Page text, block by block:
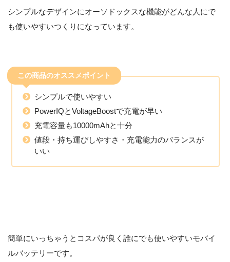
シンプルなデザインにオーソドックスな機能がどんな人にで
も使いやすいつくりになっています。
この商品のオススメポイント
シンプルで使いやすい
PowerIQとVoltageBoostで充電が早い
充電容量も10000mAhと十分
値段・持ち運びしやすさ・充電能力のバランスが
いい
簡単にいっちゃうとコスパが良く誰にでも使いやすいモバイ
ルバッテリーです。